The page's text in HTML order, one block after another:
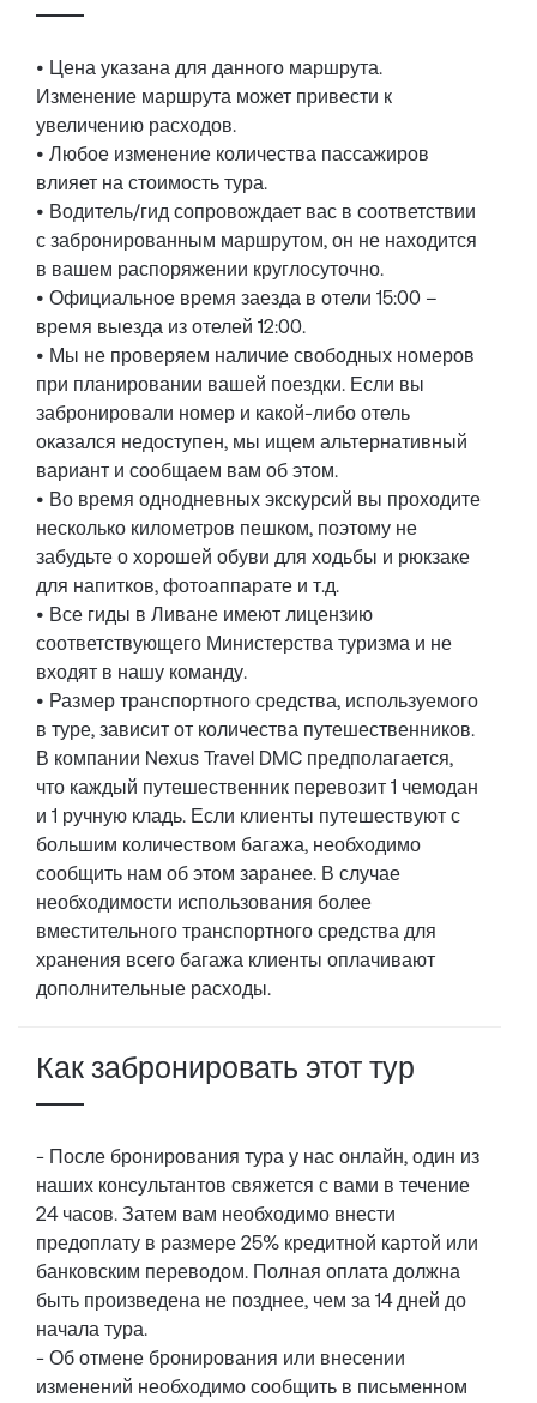
• Цена указана для данного маршрута.
Изменение маршрута может привести к
увеличению расходов.
• Любое изменение количества пассажиров
влияет на стоимость тура.
• Водитель/гид сопровождает вас в соответствии
с забронированным маршрутом, он не находится
в вашем распоряжении круглосуточно.
• Официальное время заезда в отели 15:00 –
время выезда из отелей 12:00.
• Мы не проверяем наличие свободных номеров
при планировании вашей поездки. Если вы
забронировали номер и какой-либо отель
оказался недоступен, мы ищем альтернативный
вариант и сообщаем вам об этом.
• Во время однодневных экскурсий вы проходите
несколько километров пешком, поэтому не
забудьте о хорошей обуви для ходьбы и рюкзаке
для напитков, фотоаппарате и т.д.
• Все гиды в Ливане имеют лицензию
соответствующего Министерства туризма и не
входят в нашу команду.
• Размер транспортного средства, используемого
в туре, зависит от количества путешественников.
В компании Nexus Travel DMC предполагается,
что каждый путешественник перевозит 1 чемодан
и 1 ручную кладь. Если клиенты путешествуют с
большим количеством багажа, необходимо
сообщить нам об этом заранее. В случае
необходимости использования более
вместительного транспортного средства для
хранения всего багажа клиенты оплачивают
дополнительные расходы.
Как забронировать этот тур
- После бронирования тура у нас онлайн, один из
наших консультантов свяжется с вами в течение
24 часов. Затем вам необходимо внести
предоплату в размере 25% кредитной картой или
банковским переводом. Полная оплата должна
быть произведена не позднее, чем за 14 дней до
начала тура.
- Об отмене бронирования или внесении
изменений необходимо сообщить в письменном